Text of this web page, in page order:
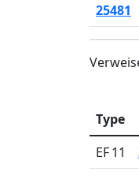
25481
Type
EF 11